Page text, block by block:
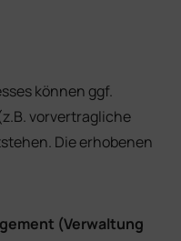
können ggf.
vorvertragliche
Die erhobenen
(Verwaltung